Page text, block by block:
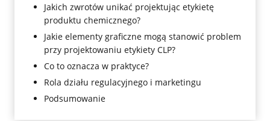
Jakich zwrotów unikać projektując etykietę
produktu chemicznego?
Jakie elementy graficzne mogą stanowić problem
przy projektowaniu etykiety CLP?
Co to oznacza w praktyce?
Rola działu regulacyjnego i marketingu
Podsumowanie